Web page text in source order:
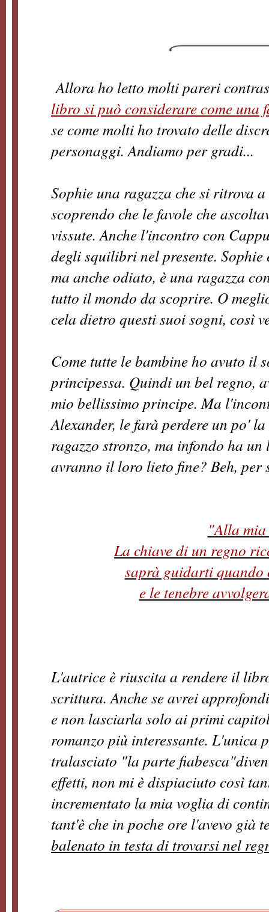
Allora ho letto molti pareri
libro si può considerare come una
se come molti ho trovato delle
personaggi. Andiamo per gradi...
Sophie una ragazza che si ritrova
scoprendo che le favole che
vissute. Anche l'incontro con
degli squilibri nel presente.
ma anche odiato, è una ragazza
tutto il mondo da scoprire. O
cela dietro questi suoi sogni, così
Come tutte le bambine ho avuto il
principessa. Quindi un bel regno,
mio bellissimo principe. Ma
Alexander, le farà perdere un po'
ragazzo stronzo, ma infondo ha
avranno il loro lieto fine? Beh,
"Alla mia
La chiave di un regno
saprà guidarti quando
e le tenebre
L'autrice è riuscita a rendere il
scrittura. Anche se avrei
e non lasciarla solo ai primi
romanzo più interessante. L'unica
tralasciato "la parte
effetti, non mi è dispiaciuto così
incrementato la mia voglia di
tant'è che in poche ore l'avevo già
balenato in testa di trovarsi nel